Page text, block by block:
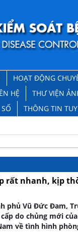
HOẠT ĐỘNG
HỆ
THƯ VIỆN
THÔNG TIN
rất nhanh, kịp
phủ Vũ Đức Đam,
do chủng mới
về tình hình